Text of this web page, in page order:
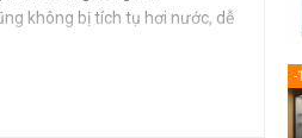
không bị tích tụ hơi nước, dễ
-